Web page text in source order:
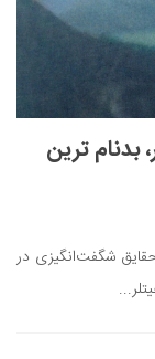
بدنام‌ ترین
حقایق شگفت‌انگیزی در